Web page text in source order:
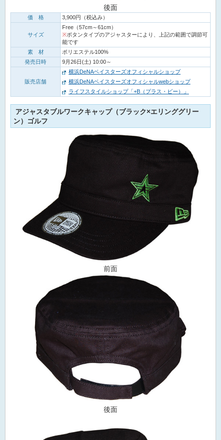
後面
価 格 3,900円（税込み）
サイズ
Free（57cm～61cm）
※ボタンタイプのアジャスターにより、上記の範囲で調節可
能です
素 材
ポリエステル100%
発売日時
9月26日(土) 10:00～
販売店舗
横浜DeNAベイスターズオフィシャルショップ
横浜DeNAベイスターズオフィシャルwebショップ
ライフスタイルショップ「+B（プラス・ビー）」
アジャスタブルワークキャップ（ブラック×エリンググリー
ン）ゴルフ
前面
後面